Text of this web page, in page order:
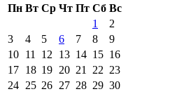
Пн Вт Ср Чт Пт Сб Вс
1
2
3
4 5 6 7 8
9
10 11 12 13 14 15 16
17 18 19 20 21 22 23
24 25 26 27 28 29 30